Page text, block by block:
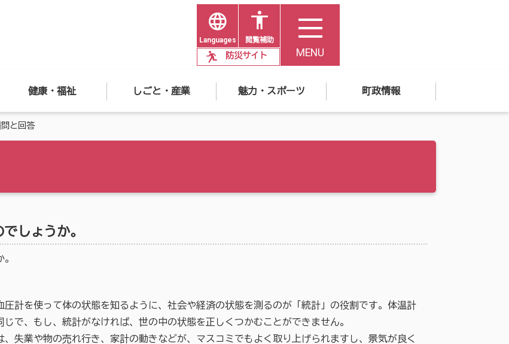
Languages 閲覧補助
防災サイト MENU
健康・福祉 しごと・産業 魅力・スポーツ 町政情報
問と回答
しょうか。
計を使って体の状態を知るように、社会や経済の状態を測るのが「統計」の役割です。体温計
で、もし、統計がなければ、世の中の状態を正しくつかむことができません。
失業や物の売れ行き、家計の動きなどが、マスコミでもよく取り上げられますし、景気が良く